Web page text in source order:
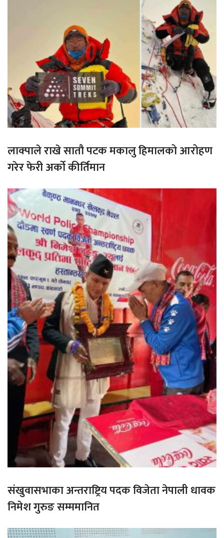
लाक्पाले राखे सातौ पटक मकालु हिमालको आरोहण
गरेर फेरी अर्को कीर्तिमान
संखुवासभाका अन्तराष्ट्रिय पदक विजेता नेपाली धावक
निमेश गुरुङ सम्ममानित